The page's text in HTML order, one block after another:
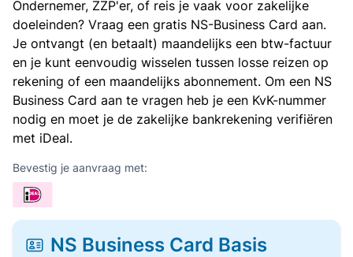
Ondernemer, ZZP'er, of reis je vaak voor zakelijke
doeleinden? Vraag een gratis NS-Business Card aan.
Je ontvangt (en betaalt) maandelijks een btw-factuur
en je kunt eenvoudig wisselen tussen losse reizen op
rekening of een maandelijks abonnement. Om een NS
Business Card aan te vragen heb je een KvK-nummer
nodig en moet je de zakelijke bankrekening verifiëren
met iDeal.
Bevestig je aanvraag met:
NS Business Card Basis